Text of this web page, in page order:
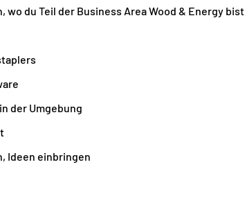
du Teil der Business Area Wood & Energy bist.
der Umgebung
Ideen einbringen